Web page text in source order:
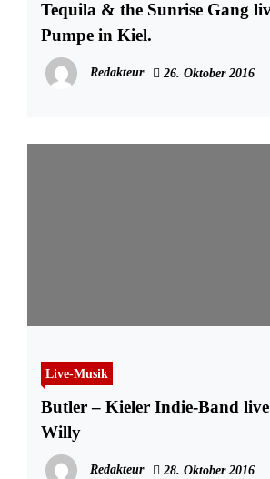
Tequila & the Sunrise Gang
Pumpe in Kiel.
Redakteur 26. Oktober 2016
Live-Musik
Butler – Kieler Indie-Band
Willy
Redakteur 28. Oktober 2016